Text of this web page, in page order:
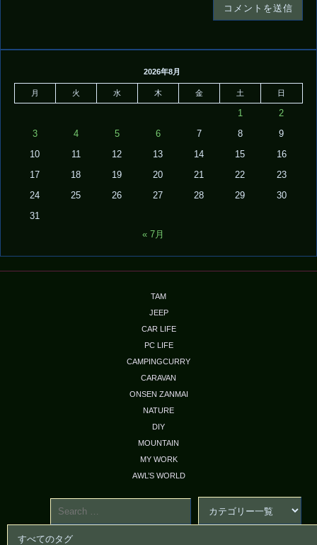
2026年8月
月 火 水 木 金 土 日
1 2
3 4 5 6 7 8 9
10 11 12 13 14 15 16
17 18 19 20 21 22 23
24 25 26 27 28 29 30
31
« 7月
TAM
JEEP
CAR LIFE
PC LIFE
CAMPINGCURRY
CARAVAN
ONSEN ZANMAI
NATURE
DIY
MOUNTAIN
MY WORK
AWL’S WORLD